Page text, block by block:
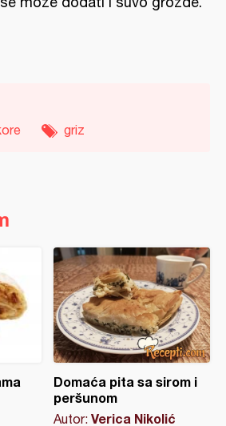
griz
Domaća pita sa sirom i
peršunom
Autor: Verica Nikolić